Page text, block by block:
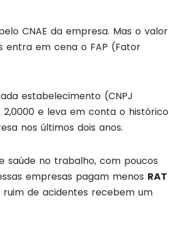
CNAE da empresa. Mas o valor
entra em cena o FAP (Fator
estabelecimento (CNPJ
e leva em conta o histórico
nos últimos dois anos.
saúde no trabalho, com poucos
empresas pagam menos RAT
de acidentes recebem um